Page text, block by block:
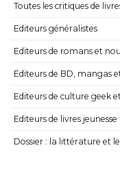
Toutes les critiques de
Editeurs généralistes
Editeurs de romans et
Editeurs de BD, mangas
Editeurs de culture geek
Editeurs de livres jeunesse
Dossier : la littérature et